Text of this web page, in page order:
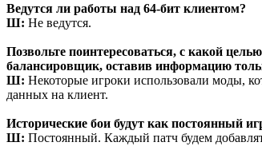
Ведутся ли работы над 64-бит клиентом?
Ш: Не ведутся.
Позвольте поинтересоваться, с какой
балансировщик, оставив информацию
Ш: Некоторые игроки использовали моды,
данных на клиент.
Исторические бои будут как постоянный
Ш: Постоянный. Каждый патч будем